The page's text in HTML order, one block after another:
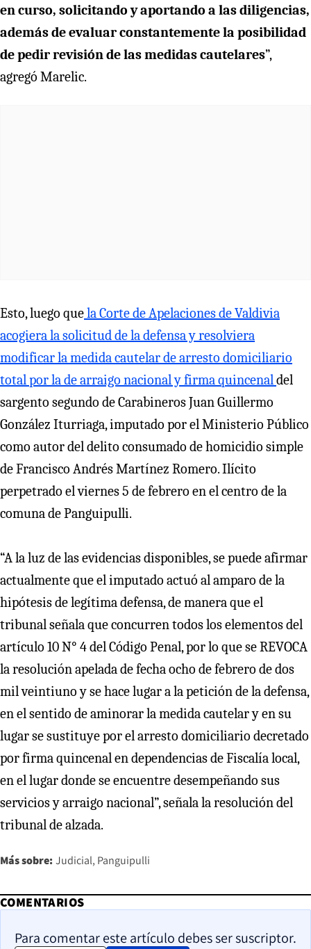
en curso, solicitando y aportando a las diligencias,
además de evaluar constantemente la posibilidad
de pedir revisión de las medidas cautelares”,
agregó Marelic.
Esto, luego quela Corte de Apelaciones de Valdivia
acogiera la solicitud de la defensa y resolviera
modificar la medida cautelar de arresto domiciliario
total por la de arraigo nacional y firma quincenaldel
sargento segundo de Carabineros Juan Guillermo
González Iturriaga, imputado por el Ministerio Público
como autor del delito consumado de homicidio simple
de Francisco Andrés Martínez Romero. Ilícito
perpetrado el viernes 5 de febrero en el centro de la
comuna de Panguipulli.
“A la luz de las evidencias disponibles, se puede afirmar
actualmente que el imputado actuó al amparo de la
hipótesis de legítima defensa, de manera que el
tribunal señala que concurren todos los elementos del
artículo 10 N° 4 del Código Penal, por lo que se REVOCA
la resolución apelada de fecha ocho de febrero de dos
mil veintiuno y se hace lugar a la petición de la defensa,
en el sentido de aminorar la medida cautelar y en su
lugar se sustituye por el arresto domiciliario decretado
por firma quincenal en dependencias de Fiscalía local,
en el lugar donde se encuentre desempeñando sus
servicios y arraigo nacional”, señala la resolución del
tribunal de alzada.
Más sobre: Judicial Panguipulli
COMENTARIOS
Para comentar este artículo debes ser suscriptor.